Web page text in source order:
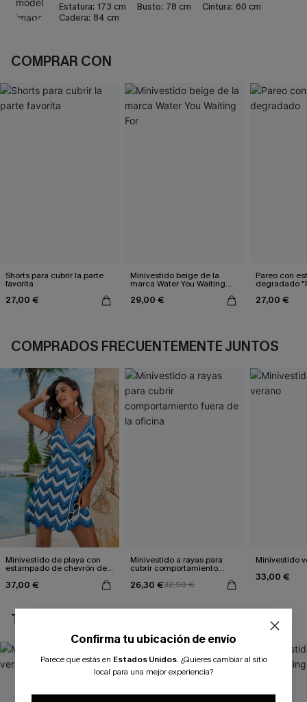
Estatura: 173 cm Busto: 78 cm Cintura: 60 cm
Cadera: 84 cm
COMPRAR CON
Shorts para cubrir la parte
favorita
27,00 €
Minivestido beige de la
marca Water You Waiting
29,00 €
Pareo con
degradado
27,00 €
COMPRADOS FRECUENTEMENTE JUNTOS
Minivestido de playa con
estampado de chevrón de
37,00 €
Minivestido a rayas para
cubrir comportamiento
26,30 €32,90 €
Minivestido
33,00 €
TAMBIÉN TE PUEDE GUSTAR
Confirma tu ubicación de envío
Parece que estás en Estados Unidos. ¿Quieres cambiar al sitio
local para una mejor experiencia?